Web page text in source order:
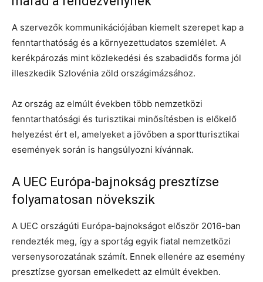
A szervezők kommunikációjában kiemelt szerepet kap a
fenntarthatóság és a környezettudatos szemlélet. A
kerékpározás mint közlekedési és szabadidős forma jól
illeszkedik Szlovénia zöld országimázsához.
Az ország az elmúlt években több nemzetközi
fenntarthatósági és turisztikai minősítésben is előkelő
helyezést ért el, amelyeket a jövőben a sportturisztikai
események során is hangsúlyozni kívánnak.
A UEC Európa-bajnokság presztízse
folyamatosan növekszik
A UEC országúti Európa-bajnokságot először 2016-ban
rendezték meg, így a sportág egyik fiatal nemzetközi
versenysorozatának számít. Ennek ellenére az esemény
presztízse gyorsan emelkedett az elmúlt években.